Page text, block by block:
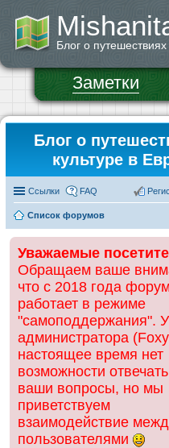
Блог о
Заметки
Блог о
культуре в
Ссылки FAQ
Список форумов
Уважаемые
Обращаем ваше
что с 2018 года
работает в режиме
"самоподдержания". У
администратора
настоящее время нет
возможности
ваши вопросы, но мы
приветствуем
взаимодействие
пользователями